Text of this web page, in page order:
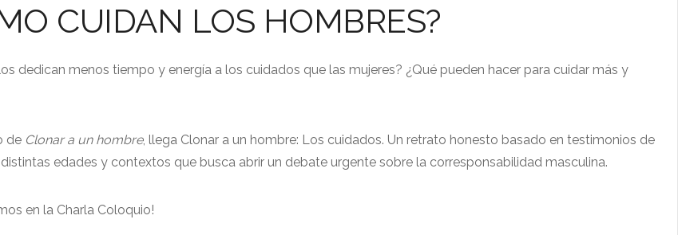
CUIDAN LOS HOMBRES?
dedican menos tiempo y energía a los cuidados que las mujeres? ¿Qué pueden hacer para cuidar más y
de Clonar a un hombre, llega Clonar a un hombre: Los cuidados. Un retrato honesto basado en testimonios de
edades y contextos que busca abrir un debate urgente sobre la corresponsabilidad masculina.
en la Charla Coloquio!